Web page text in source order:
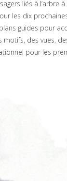
liés à l’arbre
les dix
guides pour
des vues,
pour les